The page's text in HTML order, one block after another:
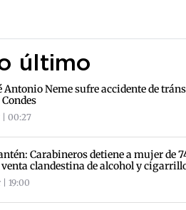
último
Antonio Neme sufre accidente de
| 00:27
Carabineros detiene a mujer de
clandestina de alcohol y
| 19:00